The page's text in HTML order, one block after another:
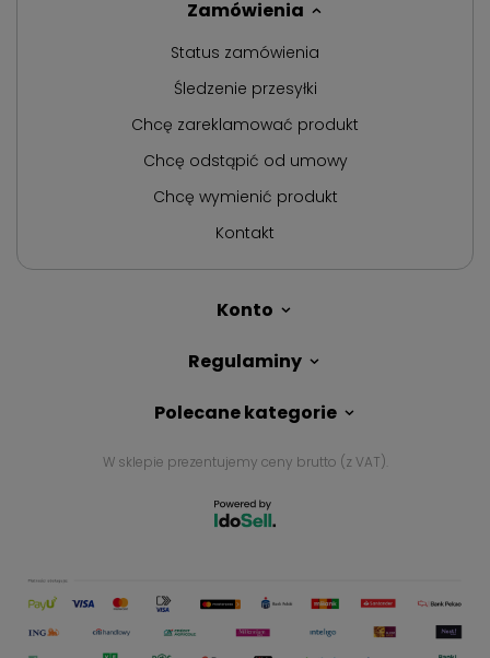
Zamówienia
Status zamówienia
Śledzenie przesyłki
Chcę zareklamować produkt
Chcę odstąpić od umowy
Chcę wymienić produkt
Kontakt
Konto
Regulaminy
Polecane kategorie
W sklepie prezentujemy ceny brutto (z VAT).